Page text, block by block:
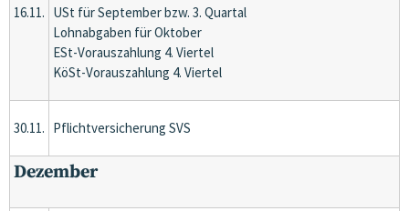
16.11. USt für September bzw. 3. Quartal
Lohnabgaben für Oktober
ESt-Vorauszahlung 4. Viertel
KöSt-Vorauszahlung 4. Viertel
30.11. Pflichtversicherung SVS
Dezember